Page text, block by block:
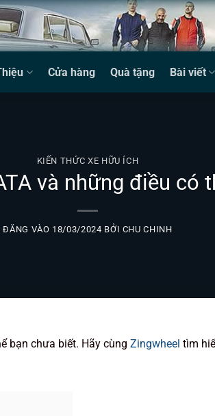
Cửa hàng Quà tặng Bài viết
KIẾN THỨC XE HỮU ÍCH
và những điều có
ĐĂNG VÀO 18/03/2024 BỞI CHU CHINH
bạn chưa biết. Hãy cùng Zingwheel tìm